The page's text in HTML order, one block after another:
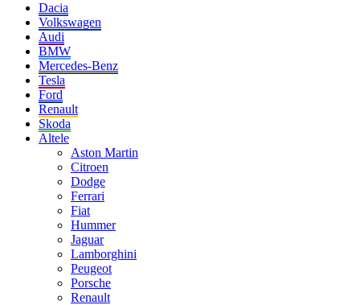
Dacia
Volkswagen
Audi
BMW
Mercedes-Benz
Tesla
Ford
Renault
Skoda
Altele
Aston Martin
Citroen
Dodge
Ferrari
Fiat
Hummer
Jaguar
Lamborghini
Peugeot
Porsche
Renault